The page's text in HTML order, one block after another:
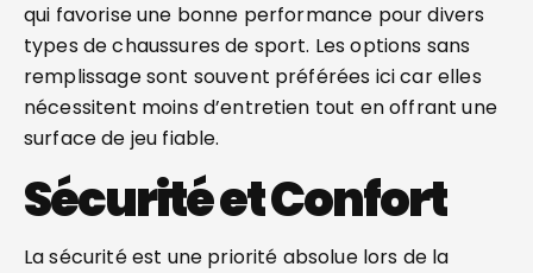
qui favorise une bonne performance pour divers
types de chaussures de sport. Les options sans
remplissage sont souvent préférées ici car elles
nécessitent moins d’entretien tout en offrant une
surface de jeu fiable.
Sécurité et Confort
La sécurité est une priorité absolue lors de la